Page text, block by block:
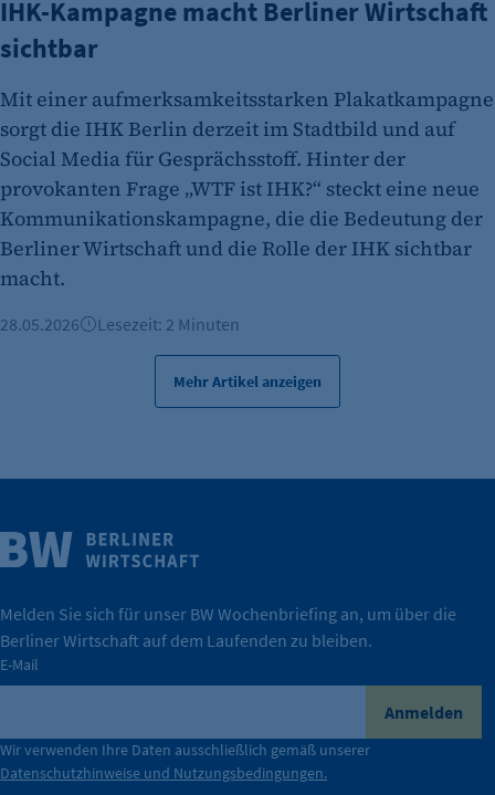
isSdEnabled
Anbieter:
etracker GmbH
Zweck:
Erkennung, ob bei dem Besucher die
Scrolltiefe gemessen wird.
Cookie Laufzeit:
24 Std.
Die Unternehmer stehen stellvertretend für die Vielfalt
der Berliner Wirtschaft.
Durch ihre Perspektiven wird deutlich, was der Claim
konkret bedeutet – und wie die IHK Berlin Unternehmen
tatsächlich unterstützt.
Wirtschaft.
Weitere Infos
IHK-Kampagne macht Berliner Wirtschaft
sichtbar
Mit einer aufmerksamkeitsstarken Plakatkampagne
sorgt die IHK Berlin derzeit im Stadtbild und auf
Social Media für Gesprächsstoff. Hinter der
provokanten Frage „WTF ist IHK?“ steckt eine neue
Kommunikationskampagne, die die Bedeutung der
Berliner Wirtschaft und die Rolle der IHK sichtbar
macht.
28.05.2026 Lesezeit: 2 Minuten
Mehr Artikel anzeigen
Melden Sie sich für unser BW Wochenbriefing an, um über die
Berliner Wirtschaft auf dem Laufenden zu bleiben.
E-Mail
Anmelden
Wir verwenden Ihre Daten ausschließlich gemäß unserer
Datenschutzhinweise und Nutzungsbedingungen.